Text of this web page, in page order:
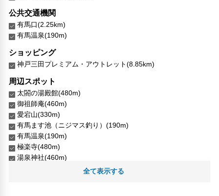
公共交通機関
有馬口(2.25km)
有馬温泉(190m)
ショッピング
神戸三田プレミアム・アウトレット(8.85km)
周辺スポット
太閤の湯殿館(480m)
御祖師庵(460m)
愛宕山(330m)
有馬ます池（ニジマス釣り）(190m)
有馬温泉(190m)
極楽寺(480m)
湯泉神社(460m)
全て表示する